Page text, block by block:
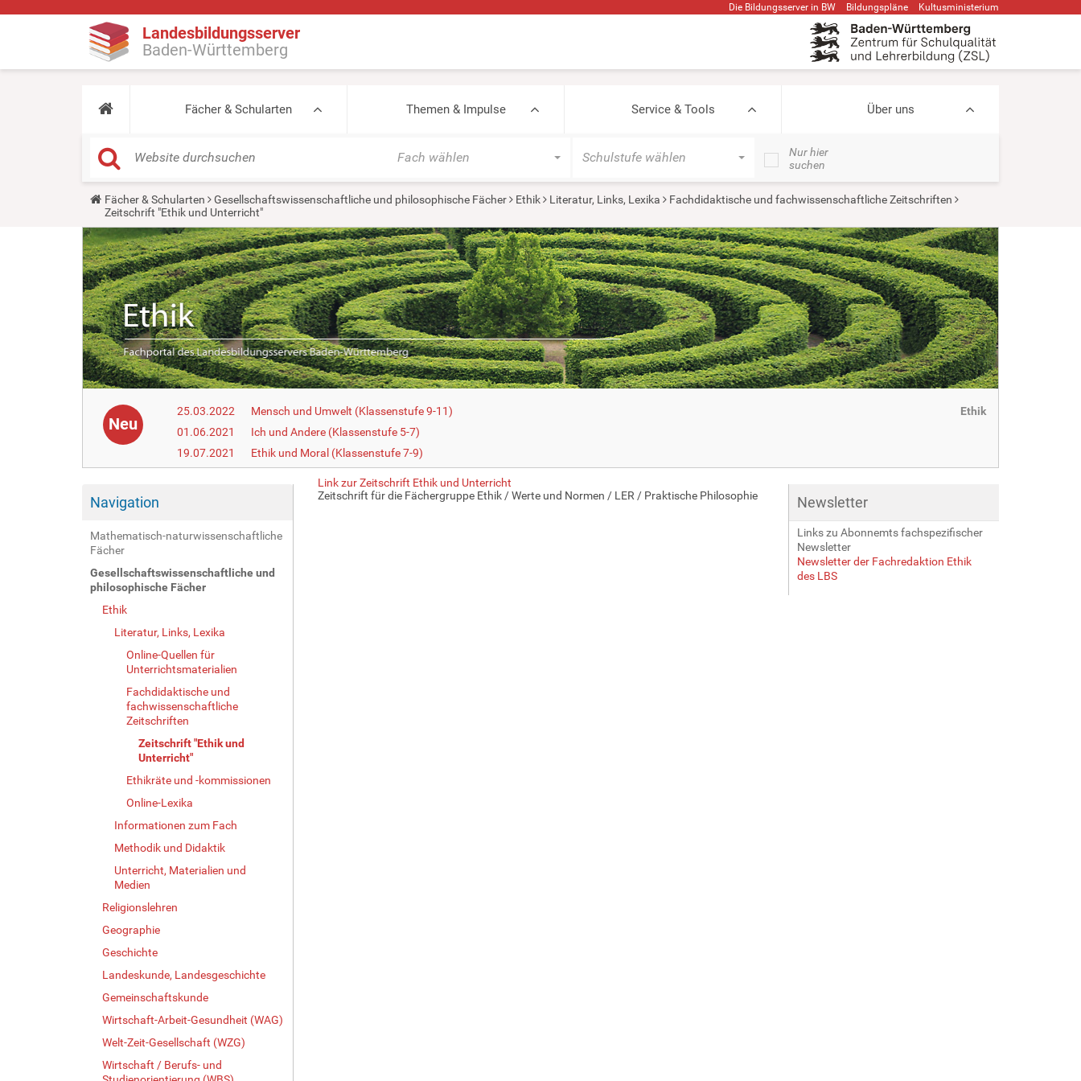
Die Bildungsserver in BW Bildungspläne Kultusministerium
Landesbildungsserver
Baden-Württemberg
Fächer & Schularten Themen & Impulse Service & Tools Über uns
Fach wählen Schulstufe wählen
Nur hier
suchen
Y
u
a
r
e
h
e
r
e
:
Fächer & Schularten Gesellschaftswissenschaftliche und philosophische Fächer Ethik Literatur, Links, Lexika
Fachdidaktische und fachwissenschaftliche Zeitschriften
Zeitschrift "Ethik und Unterricht"
Neu
25.03.2022
Mensch und Umwelt (Klassenstufe 9-11)
01.06.2021
Ich und Andere (Klassenstufe 5-7)
19.07.2021
Ethik und Moral (Klassenstufe 7-9)
Ethik
Navigation
Mathematisch-naturwissenschaftliche
Fächer
Gesellschaftswissenschaftliche und
philosophische Fächer
Ethik
Literatur, Links, Lexika
Online-Quellen für
Unterrichtsmaterialien
Fachdidaktische und
fachwissenschaftliche
Zeitschriften
Zeitschrift "Ethik und
Unterricht"
Ethikräte und -kommissionen
Online-Lexika
Informationen zum Fach
Methodik und Didaktik
Unterricht, Materialien und
Medien
Religionslehren
Geographie
Geschichte
Landeskunde, Landesgeschichte
Gemeinschaftskunde
Wirtschaft-Arbeit-Gesundheit (WAG)
Welt-Zeit-Gesellschaft (WZG)
Wirtschaft / Berufs- und
Link zur Zeitschrift Ethik und Unterricht
Zeitschrift für die Fächergruppe Ethik / Werte und Normen / LER / Praktische Philosophie
Newsletter
Links zu Abonnemts fachspezifischer
Newsletter
Newsletter der Fachredaktion Ethik
des LBS